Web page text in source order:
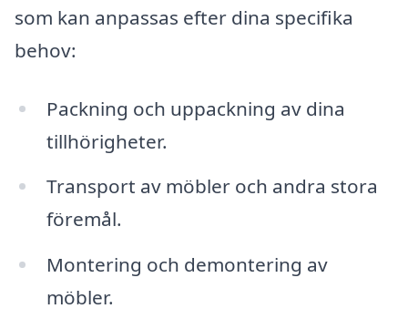
som kan anpassas efter dina specifika
behov:
Packning och uppackning av dina
tillhörigheter.
Transport av möbler och andra stora
föremål.
Montering och demontering av
möbler.